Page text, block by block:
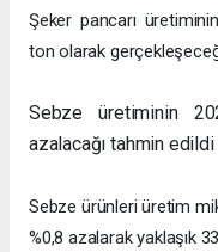
Şeker pancarı
ton olarak
Sebze üretiminin
azalacağı tahmin edildi
Sebze ürünleri üretim
%0,8 azalarak yaklaşık